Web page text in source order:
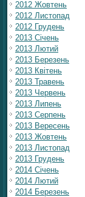
2012 Жовтень
2012 Листопад
2012 Грудень
2013 Січень
2013 Лютий
2013 Березень
2013 Квітень
2013 Травень
2013 Червень
2013 Липень
2013 Серпень
2013 Вересень
2013 Жовтень
2013 Листопад
2013 Грудень
2014 Січень
2014 Лютий
2014 Березень